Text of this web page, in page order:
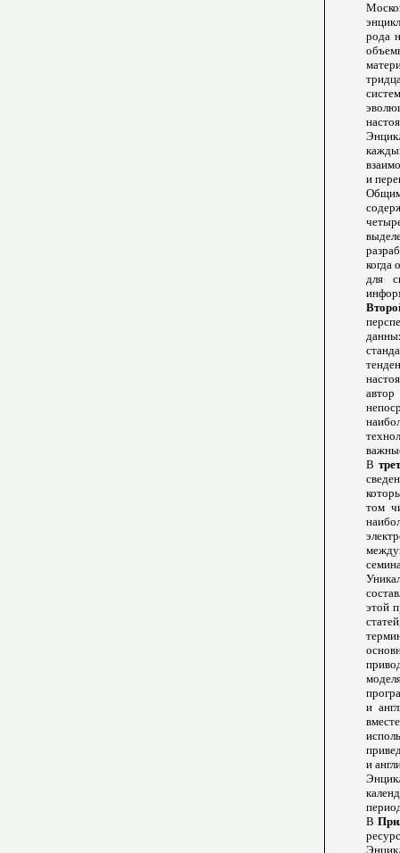
рода
и
когда
для
В
том
этой
и
и
В